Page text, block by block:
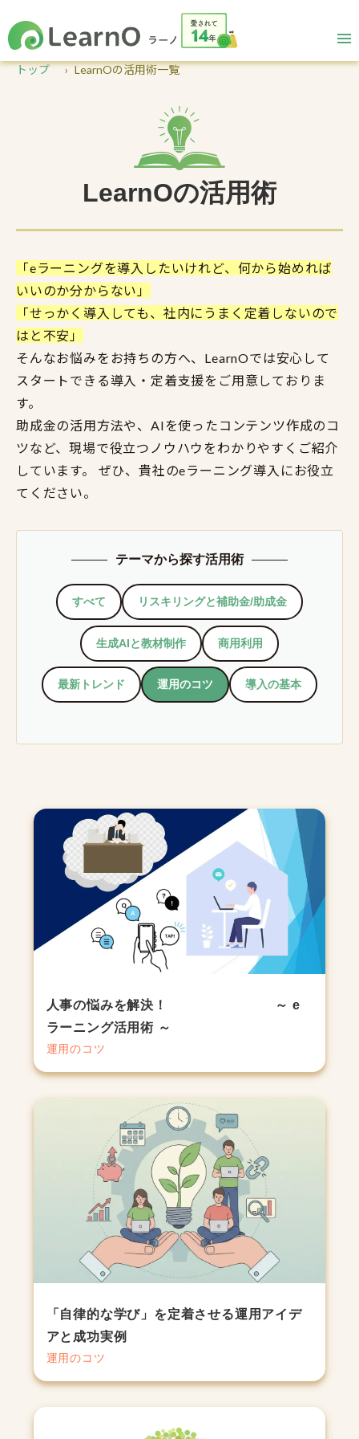
トップ LearnOの活用術一覧
LearnOの活用術
「eラーニングを導入したいけれど、何から始めれば
いいのか分からない」
「せっかく導入しても、社内にうまく定着しないので
はと不安」
そんなお悩みをお持ちの方へ、LearnOでは安心して
スタートできる導入・定着支援をご用意しておりま
す。
助成金の活用方法や、AIを使ったコンテンツ作成のコ
ツなど、現場で役立つノウハウをわかりやすくご紹介
しています。 ぜひ、貴社のeラーニング導入にお役立
てください。
テーマから探す活用術
すべて リスキリングと補助金/助成金
生成AIと教材制作 商用利用
最新トレンド 運用のコツ 導入の基本
人事の悩みを解決！ ～ e
ラーニング活用術 ～
運用のコツ
「自律的な学び」を定着させる運用アイデ
アと成功実例
運用のコツ